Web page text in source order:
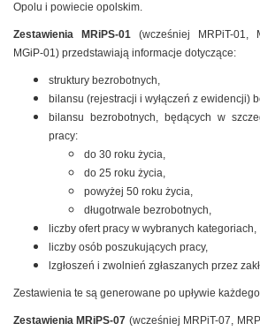
Opolu i powiecie opolskim.
Zestawienia MRiPS-01 (wcześniej MRPiT-01,
MGiP-01) przedstawiają informacje dotyczące:
struktury bezrobotnych,
bilansu (rejestracji i wyłączeń z ewidencji)
bilansu bezrobotnych, będących w
pracy:
do 30 roku życia,
do 25 roku życia,
powyżej 50 roku życia,
długotrwale bezrobotnych,
liczby ofert pracy w wybranych kategoriach,
liczby osób poszukujących pracy,
lzgłoszeń i zwolnień zgłaszanych przez
Zestawienia te są generowane po upływie
Zestawienia MRiPS-07 (wcześniej MRPiT-07,